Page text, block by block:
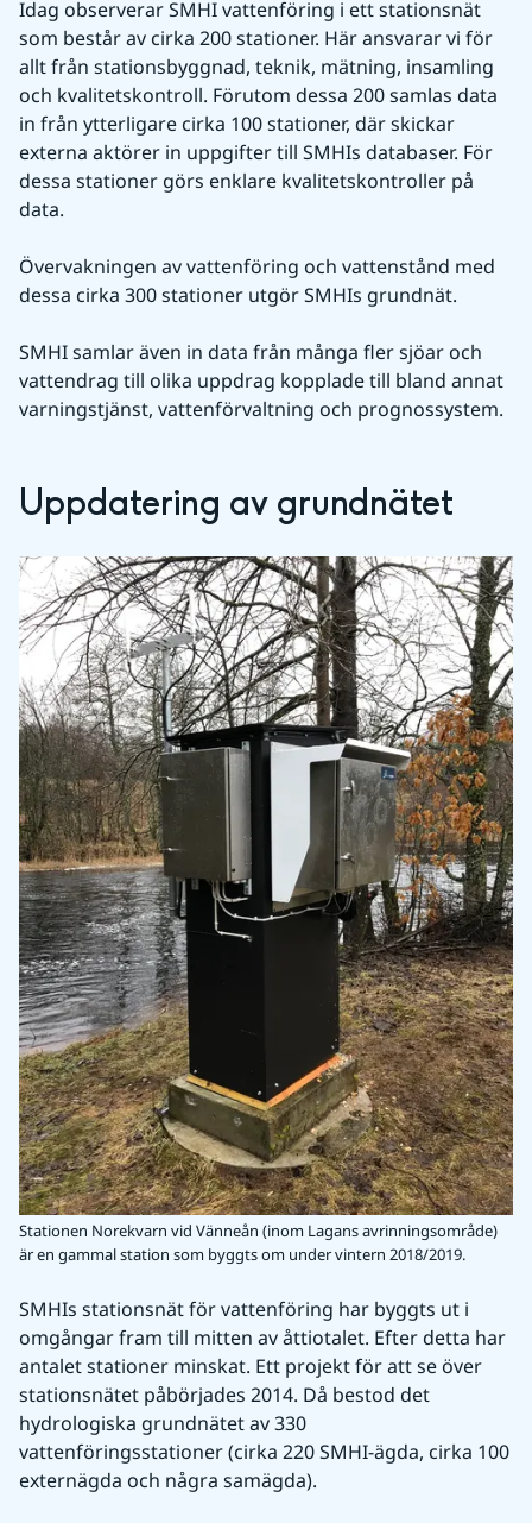
Idag observerar SMHI vattenföring i ett stationsnät
som består av cirka 200 stationer. Här ansvarar vi för
allt från stationsbyggnad, teknik, mätning, insamling
och kvalitetskontroll. Förutom dessa 200 samlas data
in från ytterligare cirka 100 stationer, där skickar
externa aktörer in uppgifter till SMHIs databaser. För
dessa stationer görs enklare kvalitetskontroller på
data.
Övervakningen av vattenföring och vattenstånd med
dessa cirka 300 stationer utgör SMHIs grundnät.
SMHI samlar även in data från många fler sjöar och
vattendrag till olika uppdrag kopplade till bland annat
varningstjänst, vattenförvaltning och prognossystem.
Uppdatering av grundnätet
Stationen Norekvarn vid Vänneån (inom Lagans avrinningsområde)
är en gammal station som byggts om under vintern 2018/2019.
SMHIs stationsnät för vattenföring har byggts ut i
omgångar fram till mitten av åttiotalet. Efter detta har
antalet stationer minskat. Ett projekt för att se över
stationsnätet påbörjades 2014. Då bestod det
hydrologiska grundnätet av 330
vattenföringsstationer (cirka 220 SMHI-ägda, cirka 100
externägda och några samägda).